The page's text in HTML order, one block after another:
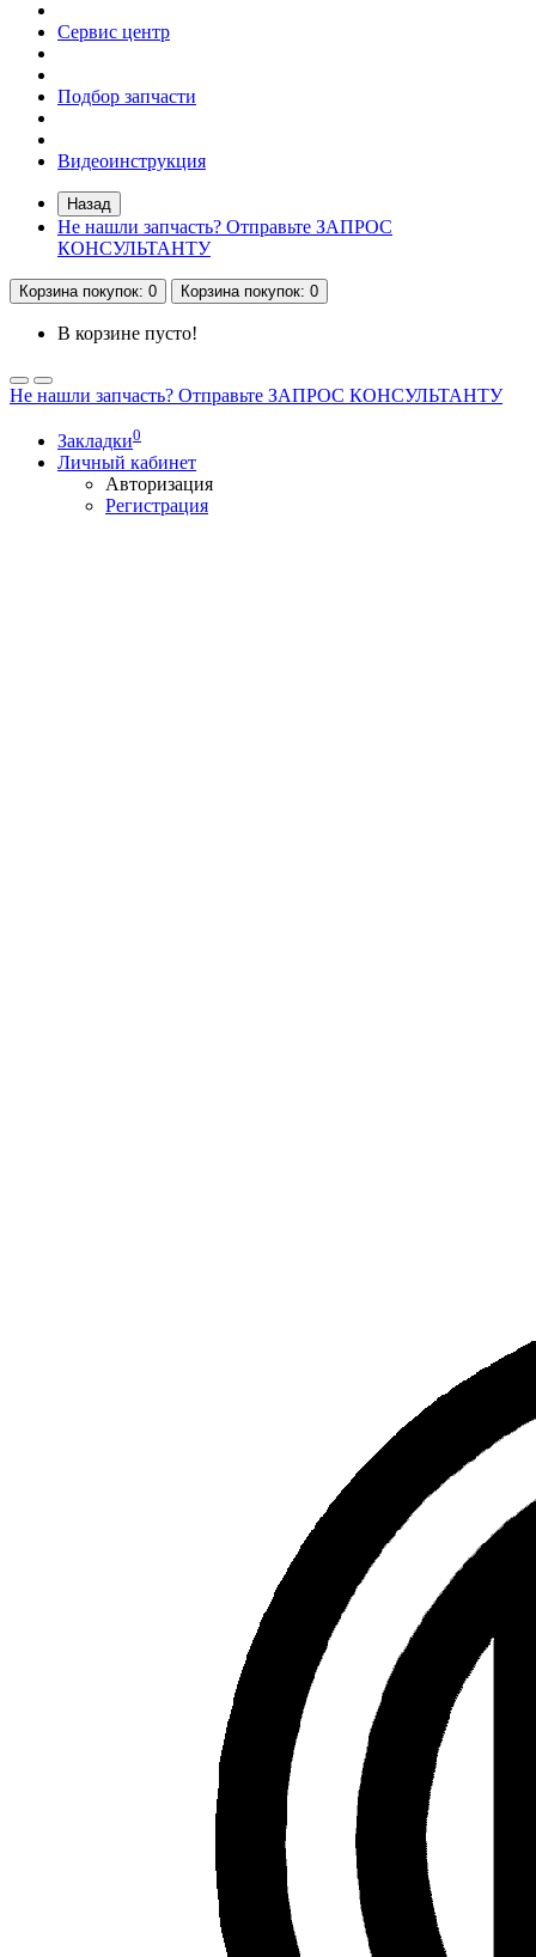
Сервис центр
Подбор запчасти
Видеоинструкция
Назад
Не нашли запчасть? Отправьте ЗАПРОС
КОНСУЛЬТАНТУ
Корзинапокупок: 0 Корзинапокупок: 0
В корзине пусто!
Не нашли запчасть? Отправьте ЗАПРОС КОНСУЛЬТАНТУ
Закладки0
Личный кабинет
Авторизация
Регистрация